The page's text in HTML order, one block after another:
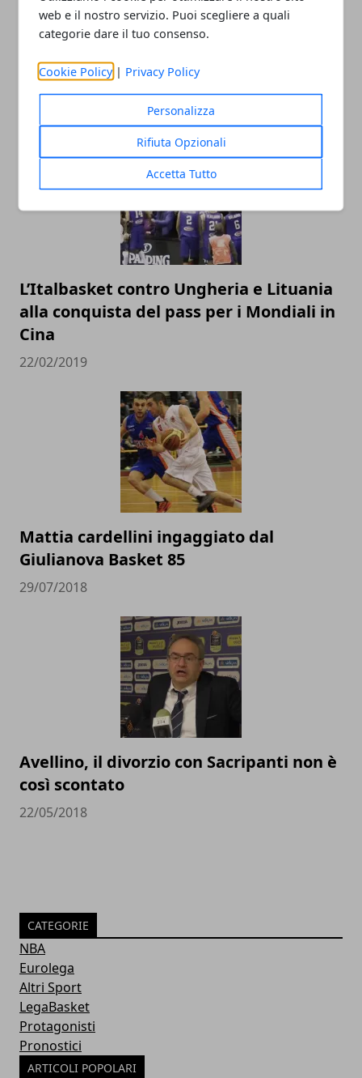
web e il nostro servizio. Puoi scegliere a quali
categorie dare il tuo consenso.
Cookie Policy | Privacy Policy
Personalizza
Rifiuta Opzionali
Accetta Tutto
L’Italbasket contro Ungheria e Lituania
alla conquista del pass per i Mondiali in
Cina
22/02/2019
Mattia cardellini ingaggiato dal
Giulianova Basket 85
29/07/2018
Avellino, il divorzio con Sacripanti non è
così scontato
22/05/2018
CATEGORIE
NBA
Eurolega
Altri Sport
LegaBasket
Protagonisti
Pronostici
ARTICOLI POPOLARI